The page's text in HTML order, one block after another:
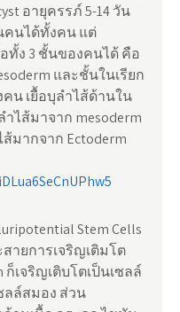
อายุครรภ์ 5-14 วัน
คนได้ทั้งคน แต่
ทั้ง 3 ชั้นของคนได้ คือ
และชั้นในเรียก
คน เยื้อบุลำไส้ด้านใน
ไส้มาจาก mesoderm
มากจาก Ectoderm
Stem Cells
ายการเจริญเติมโต
เจริญเติบโตเป็นเซลล์
ลล์สมอง ส่วน